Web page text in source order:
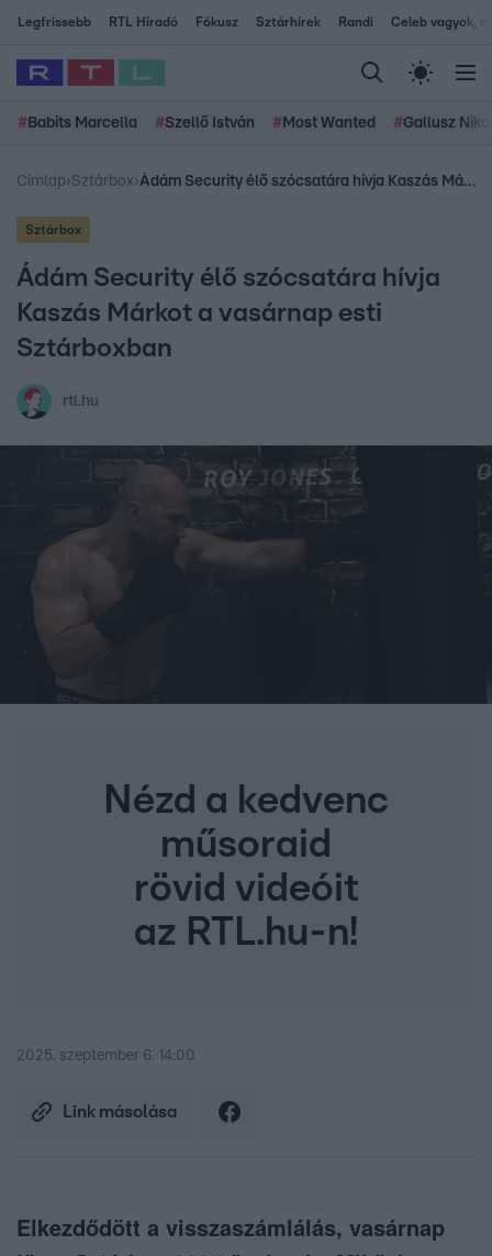
Legfrissebb RTL Híradó Fókusz Sztárhírek Randi Celeb vagyok,
# Babits Marcella #Szellő István # Most Wanted #Gallusz
Címlap›Sztárbox› Ádám Security élő szócsatára hívja Kaszás Márkot a vasárnap esti Sztárboxban
Sztárbox
Ádám Security élő szócsatára hívja
Kaszás Márkot a vasárnap esti
Sztárboxban
rtl.hu
Nézd a kedvenc
műsoraid
rövid videóit
az RTL.hu-n!
2025. szeptember 6. 14:00
Link másolása
Elkezdődött a visszaszámlálás, vasárnap